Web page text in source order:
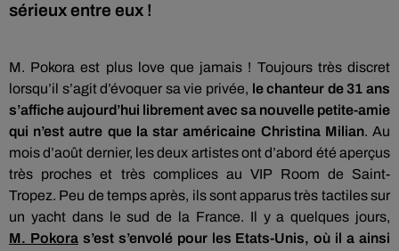
sérieux entre eux !
M. Pokora est plus love que jamais ! Toujours très discret
lorsqu’il s’agit d’évoquer sa vie privée, le chanteur de 31 ans
s’affiche aujourd’hui librement avec sa nouvelle petite-amie
qui n’est autre que la star américaine Christina Milian. Au
mois d’août dernier, les deux artistes ont d’abord été aperçus
très proches et très complices au VIP Room de Saint-
Tropez. Peu de temps après, ils sont apparus très tactiles sur
un yacht dans le sud de la France. Il y a quelques jours,
M. Pokoras’est s’envolépour les Etats-Unis, où il a ainsi